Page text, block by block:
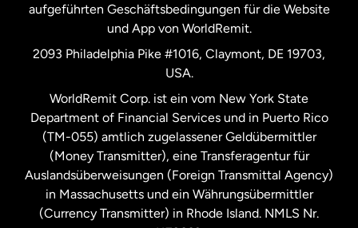
Vereinigte Staaten English
Vereinigte Staaten
Vereinigtes Königreich
aufgeführten Geschäftsbedingungen für die Website
und App von WorldRemit.
2093 Philadelphia Pike #1016, Claymont, DE 19703,
USA.
WorldRemit Corp. ist ein vom New York State
Department of Financial Services und in Puerto Rico
(TM-055) amtlich zugelassener Geldübermittler
(Money Transmitter), eine Transferagentur für
Auslandsüberweisungen (Foreign Transmittal Agency)
in Massachusetts und ein Währungsübermittler
(Currency Transmitter) in Rhode Island. NMLS Nr.